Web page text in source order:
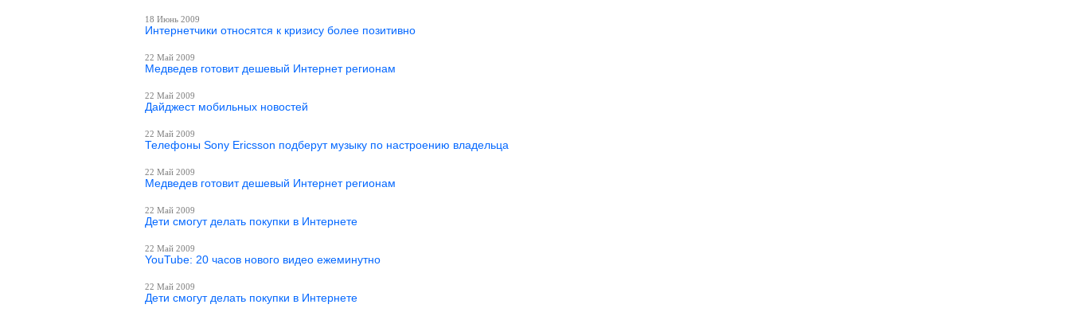
18 Июнь 2009
Интернетчики относятся к кризису более позитивно
22 Май 2009
Медведев готовит дешевый Интернет регионам
22 Май 2009
Дайджест мобильных новостей
22 Май 2009
Телефоны Sony Ericsson подберут музыку по настроению владельца
22 Май 2009
Медведев готовит дешевый Интернет регионам
22 Май 2009
Дети смогут делать покупки в Интернете
22 Май 2009
YouTube: 20 часов нового видео ежеминутно
22 Май 2009
Дети смогут делать покупки в Интернете